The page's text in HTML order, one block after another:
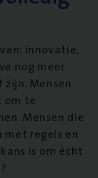
innovatie,
nog meer
Mensen
te
Mensen die
regels en
is om écht